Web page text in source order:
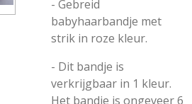
- Gebreid
babyhaarbandje met
strik in roze kleur.
- Dit bandje is
verkrijgbaar in 1 kleur.
Het bandje is ongeveer 6